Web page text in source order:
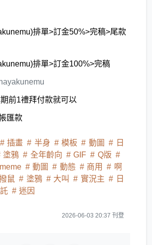
排單>訂金50%>完稿>尾款
排單>訂金100%>完稿
前1禮拜付款就可以
匯款
插畫 半身 模板 動圖
日
塗鴉 全年齡向 GIF
Q版
meme 動圖 動態 商用
啊
鼠 塗鴉 大叫 實況主
日
迷因
2026-06-03 20:37 刊登